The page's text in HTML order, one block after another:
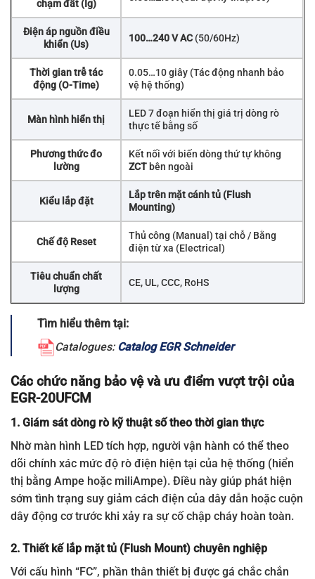
chạm đất (Ig)
Điện áp nguồn điều
khiển (Us)
100…240 V AC (50/60Hz)
Thời gian trễ tác
động (O-Time)
0.05…10 giây (Tác động nhanh bảo
vệ hệ thống)
Màn hình hiển thị
LED 7 đoạn hiển thị giá trị dòng rò
thực tế bằng số
Phương thức đo
lường
Kết nối với biến dòng thứ tự không
ZCT bên ngoài
Kiểu lắp đặt
Lắp trên mặt cánh tủ (Flush
Mounting)
Chế độ Reset
Thủ công (Manual) tại chỗ / Bằng
điện từ xa (Electrical)
Tiêu chuẩn chất
lượng
CE, UL, CCC, RoHS
Tìm hiểu thêm tại:
Catalogues: Catalog EGR Schneider
Các chức năng bảo vệ và ưu điểm vượt trội của
EGR-20UFCM
1. Giám sát dòng rò kỹ thuật số theo thời gian thực
Nhờ màn hình LED tích hợp, người vận hành có thể theo
dõi chính xác mức độ rò điện hiện tại của hệ thống (hiển
thị bằng Ampe hoặc miliAmpe). Điều này giúp phát hiện
sớm tình trạng suy giảm cách điện của dây dẫn hoặc cuộn
dây động cơ trước khi xảy ra sự cố chập cháy hoàn toàn.
2. Thiết kế lắp mặt tủ (Flush Mount) chuyên nghiệp
Với cấu hình “FC”, phần thân thiết bị được gá chắc chắn